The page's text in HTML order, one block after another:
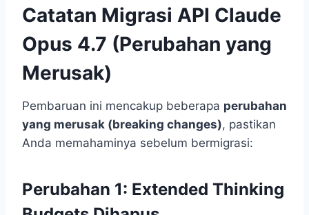
Catatan Migrasi API Claude
Opus 4.7 (Perubahan yang
Merusak)
Pembaruan ini mencakup beberapa perubahan
yang merusak (breaking changes), pastikan
Anda memahaminya sebelum bermigrasi:
Perubahan 1: Extended Thinking